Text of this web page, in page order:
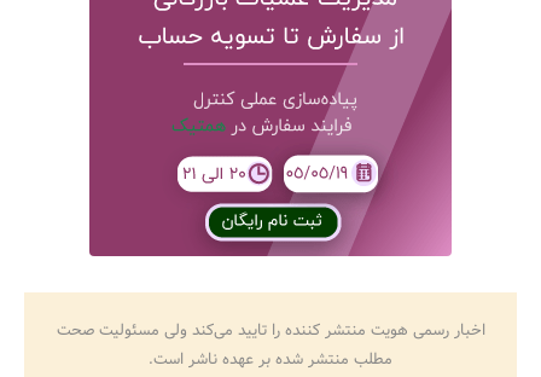
اخبار رسمی هویت منتشر کننده را تایید می‌کند ولی مسئولیت صحت
مطلب منتشر شده بر عهده ناشر است.